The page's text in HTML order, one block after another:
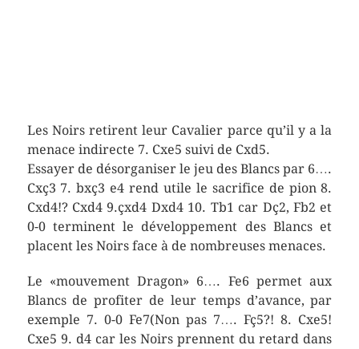
Les Noirs retirent leur Cavalier parce qu’il y a la
menace indirecte 7. Cxe5 suivi de Cxd5.
Essayer de désorganiser le jeu des Blancs par 6….
Cxç3 7. bxç3 e4 rend utile le sacrifice de pion 8.
Cxd4!? Cxd4 9.çxd4 Dxd4 10. Tb1 car Dç2, Fb2 et
0-0 terminent le développement des Blancs et
placent les Noirs face à de nombreuses menaces.
Le «mouvement Dragon» 6…. Fe6 permet aux
Blancs de profiter de leur temps d’avance, par
exemple 7. 0-0 Fe7(Non pas 7…. Fç5?! 8. Cxe5!
Cxe5 9. d4 car les Noirs prennent du retard dans